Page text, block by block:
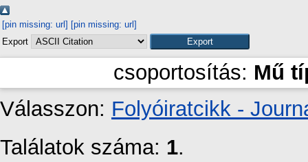
[pin missing: url] [pin missing: url]
Export
csoportosítás: Mű
Válasszon: Folyóiratcikk -
Találatok száma: 1.